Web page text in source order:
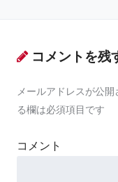
コメントを残
メールアドレスが公開
る欄は必須項目です
コメント